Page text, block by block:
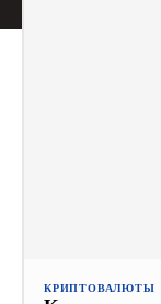
КРИПТОВАЛЮТЫ